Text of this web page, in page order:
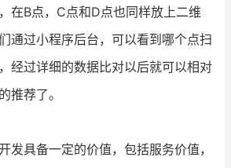
在B点，C点和D点也同样放上二维
通过小程序后台，可以看到哪个点扫
经过详细的数据比对以后就可以相对
推荐了。
发具备一定的价值，包括服务价值，